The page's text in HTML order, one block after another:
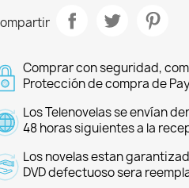
Comprar con seguridad,
Protección de compra de
Los Telenovelas se envían
48 horas siguientes a la
Los novelas estan
DVD defectuoso sera